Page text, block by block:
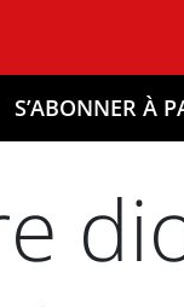
S’ABONNER À